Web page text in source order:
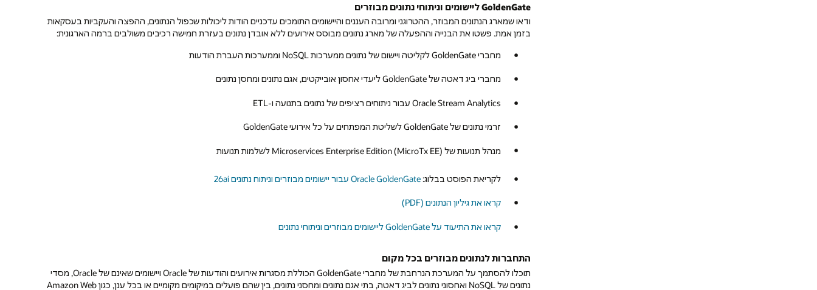
GoldenGate ליישומים וניתוחי נתונים מבוזרים
ודאו שמארג הנתונים המבוזר, ההטרוגני ומרובה העננים והיישומים התומכים עדכניים הודות ליכולות שכפול הנתונים, ההפצה והעקביות בעסקאות
בזמן אמת. פשטו את הבנייה וההפעלה של מארג נתונים מבוסס אירועים ללא אובדן נתונים בעזרת חמישה רכיבים משולבים ברמה הארגונית:
מחברי GoldenGate לקליטה ויישום של נתונים ממערכות NoSQL וממערכות העברת הודעות
מחברי ביג דאטה של GoldenGate ליעדי אחסון אובייקטים, אגם נתונים ומחסן נתונים
Oracle Stream Analytics עבור ניתוחים רציפים של נתונים בתנועה ו-ETL
זרמי נתונים של GoldenGate לשליטת המפתחים על כל אירועי GoldenGate
מנהל תנועות של Microservices Enterprise Edition (MicroTx EE) לשלמות תנועות
לקריאת הפוסט בבלוג:Oracle GoldenGate עבור יישומים מבוזרים וניתוח נתונים 26ai
קראו את גיליון הנתונים (PDF)
קראו את התיעוד על GoldenGate ליישומים מבוזרים וניתוחי נתונים
התחברות לנתונים מבוזרים בכל מקום
תוכלו להסתמך על המערכת הנרחבת של מחברי GoldenGate הכוללת מסגרות אירועים והודעות של Oracle ויישומים שאינם של Oracle, מסדי
נתונים של NoSQL ואחסוני נתונים לביג דאטה, בתי אגם נתונים ומחסני נתונים, בין שהם פועלים במיקומים מקומיים או בכל ענן, כגון Amazon Web